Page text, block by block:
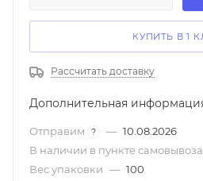
КУПИТЬ В 1
Рассчитать доставку
Дополнительная
Отправим ? — 10.08.2026
В наличии в пункте самовывоза
Вес упаковки — 100